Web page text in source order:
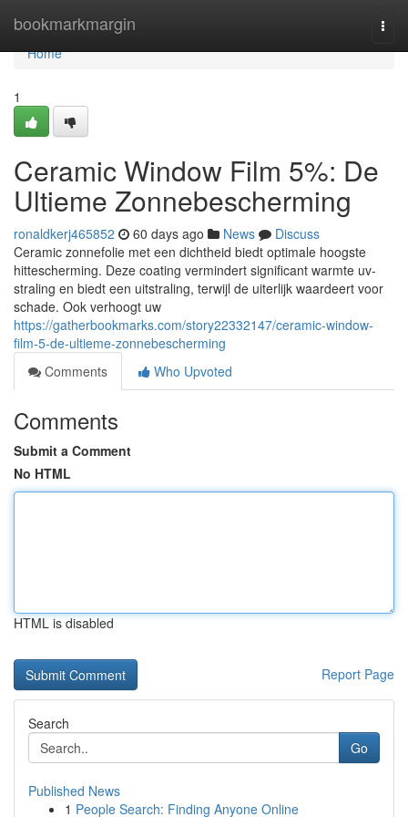
bookmarkmargin
Home
Home
1
Ceramic Window Film 5%: De
Ultieme Zonnebescherming
ronaldkerj465852 60 days ago News
Discuss
Ceramic zonnefolie met een dichtheid biedt optimale hoogste
hittescherming. Deze coating vermindert significant warmte uv-
straling en biedt een uitstraling, terwijl de uiterlijk waardeert voor
schade. Ook verhoogt uw
https://gatherbookmarks.com/story22332147/ceramic-window-
film-5-de-ultieme-zonnebescherming
Comments
Who Upvoted
Comments
Submit a Comment
No HTML
HTML is disabled
Report Page
Search
Go
Published News
1 People Search: Finding Anyone Online